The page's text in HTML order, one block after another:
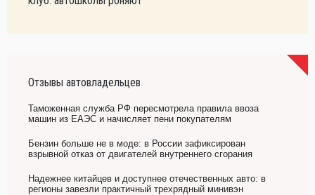
Отзывы автовладельцев
Таможенная служба РФ пересмотрела правила ввоза
машин из ЕАЭС и начисляет пени покупателям
Бензин больше не в моде: в России зафиксирован
взрывной отказ от двигателей внутреннего сгорания
Надежнее китайцев и доступнее отечественных авто: в
регионы завезли практичный трехрядный минивэн